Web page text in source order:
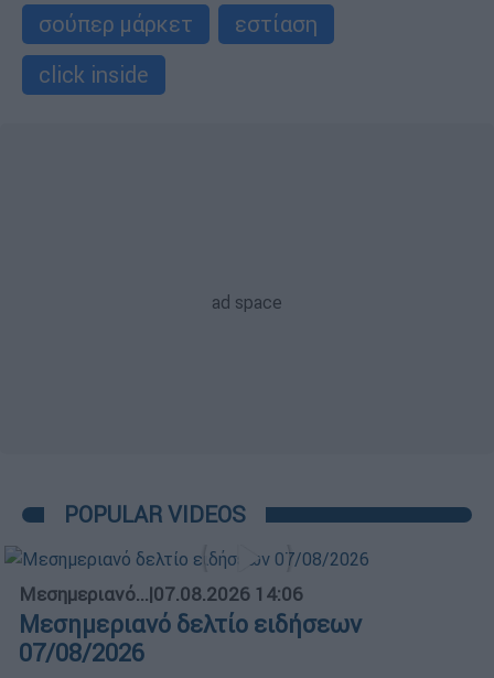
σούπερ μάρκετ
εστίαση
click inside
POPULAR VIDEOS
Μεσημεριανό...|07.08.2026 14:06
Μεσημεριανό δελτίο ειδήσεων
07/08/2026